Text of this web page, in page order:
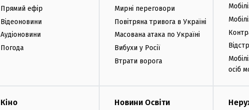
Прямий ефір
Відеоновини
Аудіоновини
Погода
Мирні переговори
Повітряна тривога в Україні
Масована атака по Україні
Вибухи у Росії
Втрати ворога
осіб
Кіно Новини Освіти